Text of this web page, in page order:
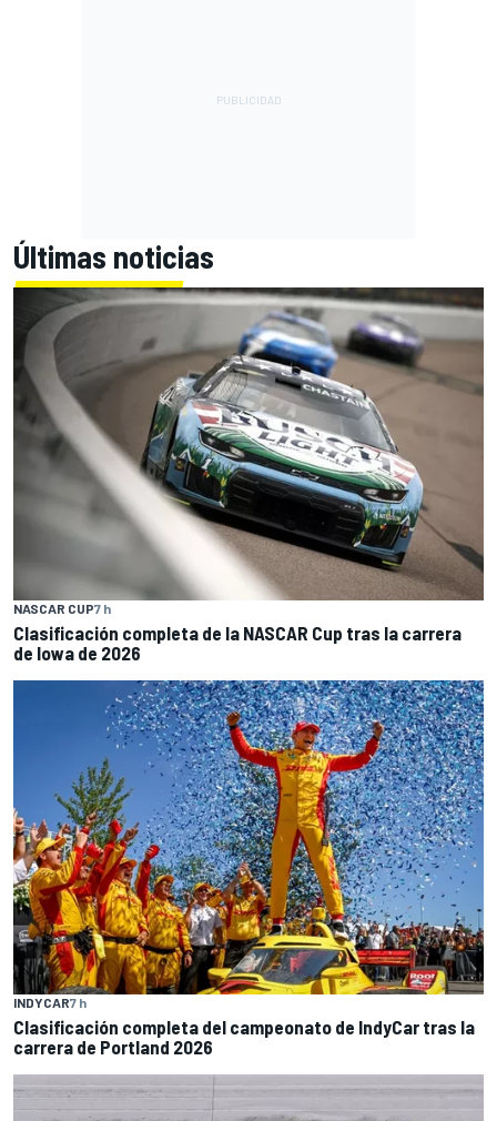
Últimas noticias
NASCAR CUP7 h
Clasificación completa de la NASCAR Cup tras la carrera
de Iowa de 2026
INDYCAR7 h
Clasificación completa del campeonato de IndyCar tras la
carrera de Portland 2026